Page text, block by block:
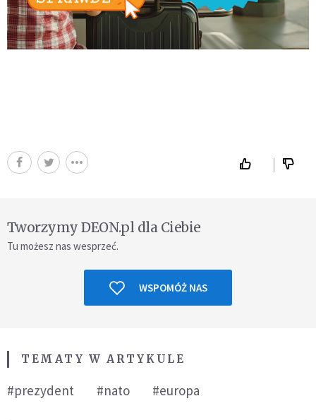
Tworzymy DEON.pl dla Ciebie
Tu możesz nas wesprzeć.
WSPOMÓŻ NAS
TEMATY W ARTYKULE
#prezydent #nato #europa